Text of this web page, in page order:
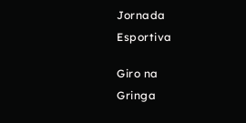
Jornada
Esportiva
Giro na
Gringa